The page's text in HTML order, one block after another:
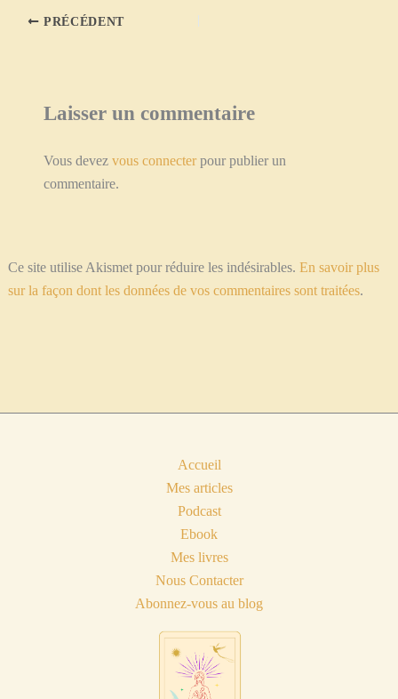
PRÉCÉDENT
Laisser un commentaire
Vous devez vous connecterpour publier un
commentaire.
Ce site utilise Akismet pour réduire les indésirables. En savoir plus
sur la façon dont les données de vos commentaires sont traitées.
Accueil
Mes articles
Podcast
Ebook
Mes livres
Nous Contacter
Abonnez-vous au blog